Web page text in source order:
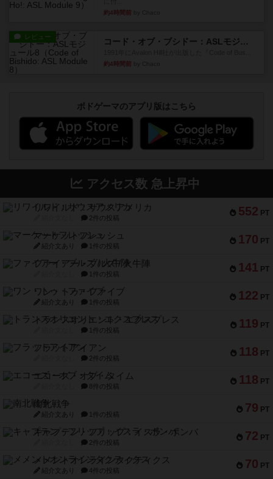
約4時間前
レビュー
コード・オブ・ブシドー：ASLモジュール8
約4時間前
ボドゲーマのアプリ版はこちら
アクセス数 急上昇中
552 PT
リワイルド：サウスアメリカ
2件の投稿
170 PT
マーケットフレッシュ
紹介文あり 1件の投稿
141 PT
ファイアー・ブルズ / 火牛陣
1件の投稿
122 PT
ワン・トゥ・ファイブ
紹介文あり 1件の投稿
119 PT
トランスオリエント・エクスプレス
1件の投稿
118 PT
フラットアイアン
2件の投稿
118 PT
エコーズ・オブ・タイム
8件の投稿
79 PT
南北戦争
紹介文あり 1件の投稿
72 PT
キャプテン・フリップ：イスラ・ボンバ
2件の投稿
70 PT
メメントオンラインタクティクス
紹介文あり 4件の投稿